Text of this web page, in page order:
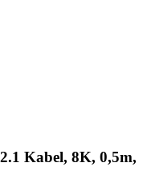
Kabel, 8K, 0,5m,